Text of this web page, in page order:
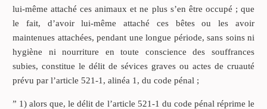
lui-même attaché ces animaux et ne plus s’en être occupé ; que
le fait, d’avoir lui-même attaché ces bêtes ou les avoir
maintenues attachées, pendant une longue période, sans soins ni
hygiène ni nourriture en toute conscience des souffrances
subies, constitue le délit de sévices graves ou actes de cruauté
prévu par l’article 521-1, alinéa 1, du code pénal ;
” 1) alors que, le délit de l’article 521-1 du code pénal réprime le